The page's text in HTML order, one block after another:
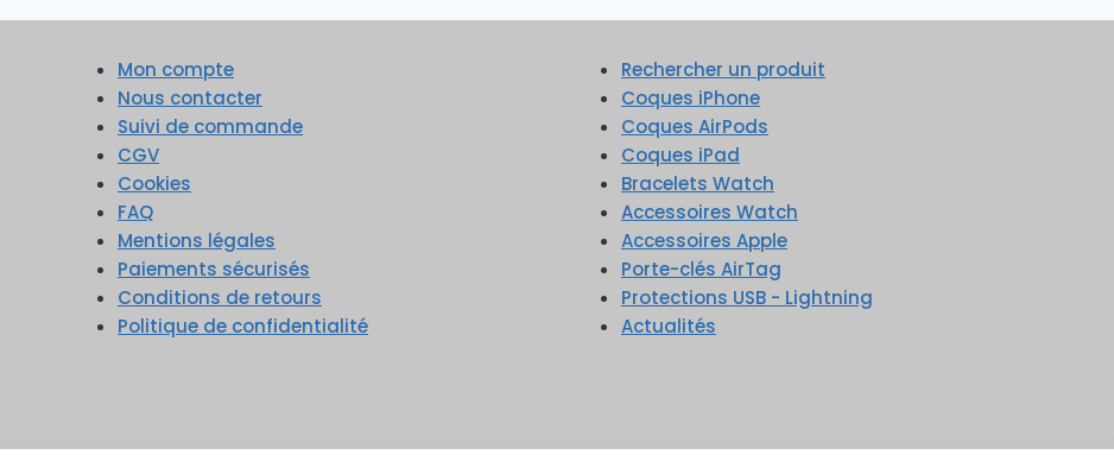
Mon compte
Nous contacter
Suivi de commande
CGV
Cookies
FAQ
Mentions légales
Paiements sécurisés
Conditions de retours
Politique de confidentialité
Rechercher un produit
Coques iPhone
Coques AirPods
Coques iPad
Bracelets Watch
Accessoires Watch
Accessoires Apple
Porte-clés AirTag
Protections USB - Lightning
Actualités